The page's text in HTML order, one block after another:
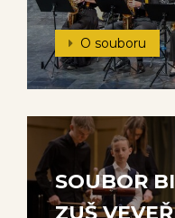
O souboru
SOUBOR